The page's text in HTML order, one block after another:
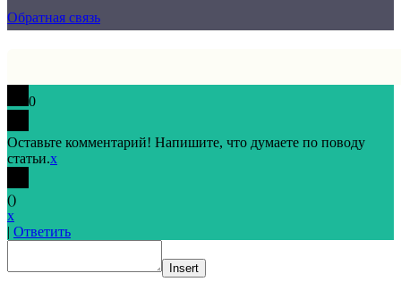
Обратная связь
0
Оставьте комментарий! Напишите, что думаете по поводу
статьи.x
()
x
| Ответить
Insert